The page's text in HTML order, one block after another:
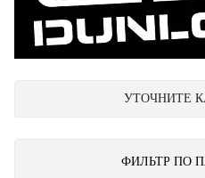
УТОЧНИТЕ
ФИЛЬТР ПО